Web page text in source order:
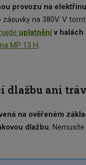
provozu na elektřinu
na 380V. V
uplatněnív halách
MP 13 H.
dlažbu ani
na ověřeném
dlažbu.